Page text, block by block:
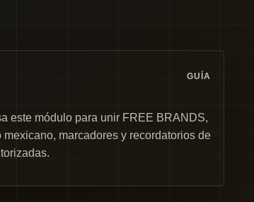
GUÍA
este módulo para unir FREE BRANDS,
mexicano, marcadores y recordatorios de